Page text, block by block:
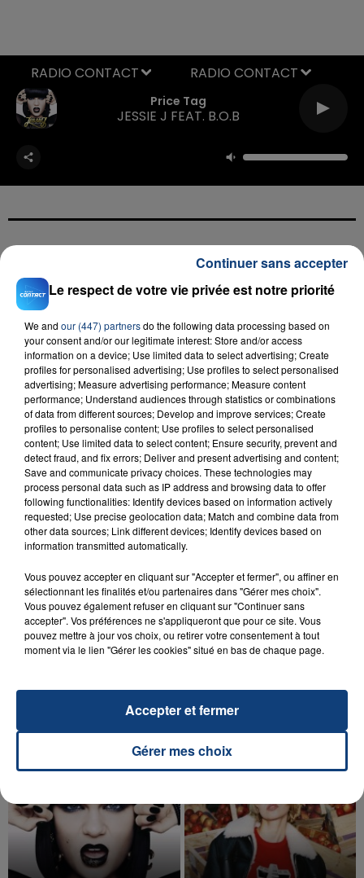
Price Tag
JESSIE J FEAT. B.O.B
RADIO CONTACT
23 juillet 2026
INCENDIE MORTEL À LENS : UNE FEMME ET
SON BÉBÉ ENTRE LA VIE ET LA...
Un homme s'est immolé par le feu après avoir
aspergé sa compagne et leur bébé de trois mois
d'un liquide inflammable.
20 juillet 2026
UNE ADOLESCENTE DEVANT SE FAIRE
OPÉRER DE LA CHEVILLE RESSORT DE LA...
reconnu sa responsabilité et présenté ses
TITRES DIFFUSÉS
Le respect de votre vie privée est notre priorité
We and our (447) partnersdo the following data processing based on
your consent and/or our legitimate interest: Store and/or access
information on a device; Use limited data to select advertising; Create
profiles for personalised advertising; Use profiles to select personalised
advertising; Measure advertising performance; Measure content
performance; Understand audiences through statistics or combinations
of data from different sources; Develop and improve services; Create
profiles to personalise content; Use profiles to select personalised
content; Use limited data to select content; Ensure security, prevent and
detect fraud, and fix errors; Deliver and present advertising and content;
Save and communicate privacy choices. These technologies may
process personal data such as IP address and browsing data to offer
following functionalities: Identify devices based on information actively
requested; Use precise geolocation data; Match and combine data from
other data sources; Link different devices; Identify devices based on
information transmitted automatically.
Vous pouvez accepter en cliquant sur "Accepter et fermer", ou affiner en
sélectionnant les finalités et/ou partenaires dans "Gérer mes choix".
Vous pouvez également refuser en cliquant sur "Continuer sans
accepter". Vos préférences ne s'appliqueront que pour ce site. Vous
pouvez mettre à jour vos choix, ou retirer votre consentement à tout
moment via le lien "Gérer les cookies" situé en bas de chaque page.
Gérer mes choix
Accepter et fermer
Continuer sans accepter